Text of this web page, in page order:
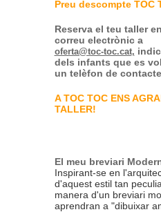
Preu descompte TOC
Reserva el teu taller
correu electrònic a
oferta@toc-toc.cat,
dels infants que es
un telèfon de
A TOC TOC ENS
TALLER!
El meu breviari
Inspirant-se en
d'aquest estil tan
manera d'un breviari
aprendran a "dibuixar